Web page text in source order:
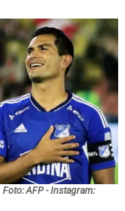
Foto: AFP - Instagram: